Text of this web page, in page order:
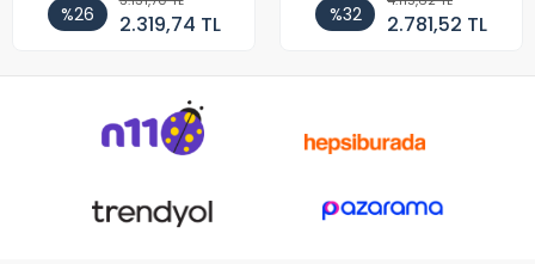
%26 2.319,74 TL %32 2.781,52 TL